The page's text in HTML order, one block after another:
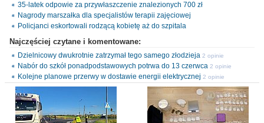
35-latek odpowie za przywłaszczenie znalezionych 700 zł
Nagrody marszałka dla specjalistów terapii zajęciowej
Policjanci eskortowali rodzącą kobietę aż do szpitala
Najczęściej czytane i komentowane:
Dzielnicowy dwukrotnie zatrzymał tego samego złodzieja 2 opinie
Nabór do szkół ponadpodstawowych potrwa do 13 czerwca 2 opinie
Kolejne planowe przerwy w dostawie energii elektrycznej 2 opinie